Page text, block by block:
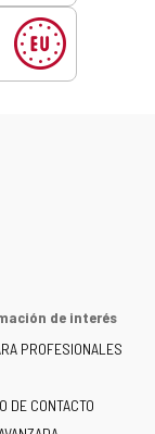
de interés
PROFESIONALES
DE CONTACTO